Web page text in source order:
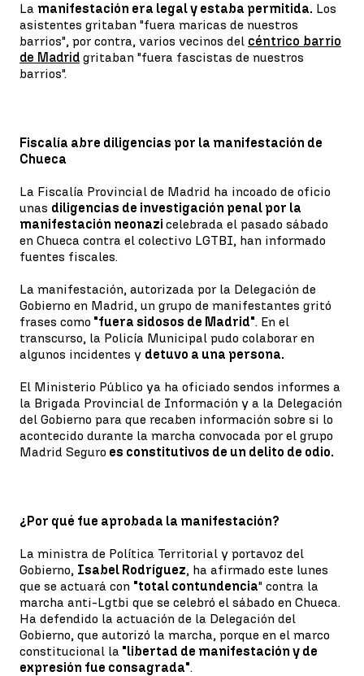
La manifestación era legal y estaba permitida. Los
asistentes gritaban "fuera maricas de nuestros
barrios", por contra, varios vecinos del céntrico barrio
de Madrid gritaban "fuera fascistas de nuestros
barrios".
Fiscalía abre diligencias por la manifestación de
Chueca
La Fiscalía Provincial de Madrid ha incoado de oficio
unas diligencias de investigación penal por la
manifestación neonazi celebrada el pasado sábado
en Chueca contra el colectivo LGTBI, han informado
fuentes fiscales.
La manifestación, autorizada por la Delegación de
Gobierno en Madrid, un grupo de manifestantes gritó
frases como "fuera sidosos de Madrid". En el
transcurso, la Policía Municipal pudo colaborar en
algunos incidentes y detuvo a una persona.
El Ministerio Público ya ha oficiado sendos informes a
la Brigada Provincial de Información y a la Delegación
del Gobierno para que recaben información sobre si lo
acontecido durante la marcha convocada por el grupo
Madrid Seguro es constitutivos de un delito de odio.
¿Por qué fue aprobada la manifestación?
La ministra de Política Territorial y portavoz del
Gobierno, Isabel Rodríguez, ha afirmado este lunes
que se actuará con "total contundencia" contra la
marcha anti-Lgtbi que se celebró el sábado en Chueca.
Ha defendido la actuación de la Delegación del
Gobierno, que autorizó la marcha, porque en el marco
constitucional la "libertad de manifestación y de
expresión fue consagrada".